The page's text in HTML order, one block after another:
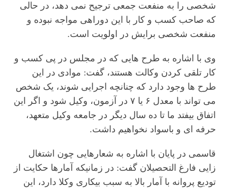
شخصی را به منفعت جمعی ترجیح نمی دهد، در حالی
که صاحب کسب و کار با این دوراهی مواجه نبوده و
منفعت شخصی برایش در اولویت است.
وی با اشاره به طرح هایی که در مجلس در پی کسب و
کار تلقی کردن وکالت هستند، گفت: موادی در این
طرح ها وجود دارد که چنانچه اجرایی شوند، یک شخص
می تواند با معدل ۶ یا ۷ در آزمون، وکیل شود و اگر این
اتفاق بیفتد ما تا ده سال دیگر در جامعه وکیل متعهد،
حرفه ای و باسواد نخواهیم داشت.
قاسمی در پایان با اشاره به شعارهایی چون اشتغال
زایی فارغ التحصیلان گفت: در زمانیکه آمارها حکایت از
تودیع پروانه با آمار بالا به سبب بیکاری وکلا دارد، این